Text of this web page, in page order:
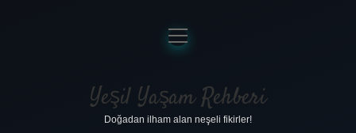
Anasayfa
Gizlilik Politikası
Yasal Uyarı
menüyü
aç
Yeşil Yaşam Rehberi
Doğadan ilham alan neşeli fikirler!